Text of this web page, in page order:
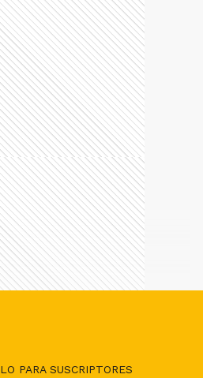
PARA SUSCRIPTORES